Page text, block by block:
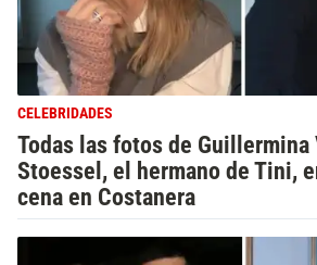
CELEBRIDADES
Todas las fotos de Guillermina
Stoessel, el hermano de Tini,
cena en Costanera